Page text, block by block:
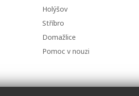
Holýšov
Stříbro
Domažlice
Pomoc v nouzi